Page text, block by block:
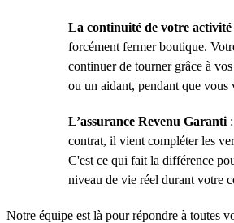
La continuité de votre activité
forcément fermer boutique.
continuer de tourner grâce à
ou un aidant, pendant que vous
L’assurance Revenu Garanti
contrat, il vient compléter les
C'est ce qui fait la différence
niveau de vie réel durant votre
Notre équipe est là pour répondre à toutes